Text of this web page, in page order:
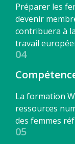
Préparer les
devenir
contribuera à
travail
04
La formation
ressources
des femmes
05